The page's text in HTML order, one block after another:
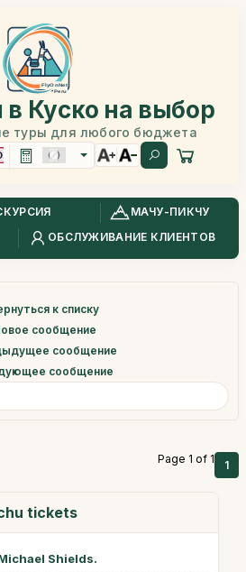
в Куско на выбор
туры для любого бюджета
МАЧУ-ПИКЧУ
ОБСЛУЖИВАНИЕ КЛИЕНТОВ
к списку
сообщение
сообщение
сообщение
Page 1 of 1 1
tickets
Shields.